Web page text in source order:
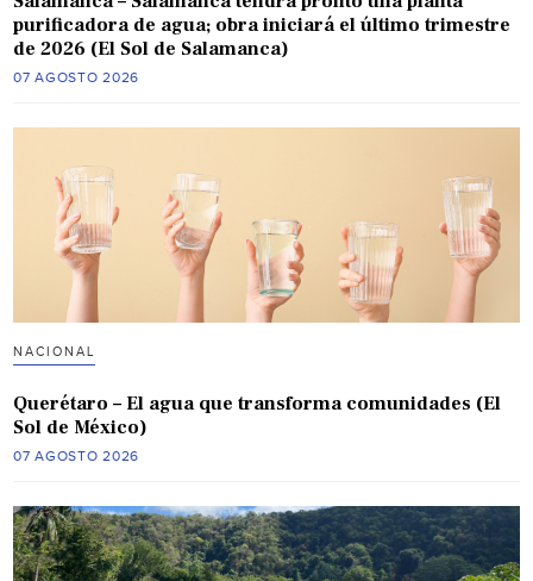
purificadora de agua; obra iniciará el último trimestre
de 2026 (El Sol de Salamanca)
07 AGOSTO 2026
NACIONAL
Querétaro – El agua que transforma comunidades (El
Sol de México)
07 AGOSTO 2026